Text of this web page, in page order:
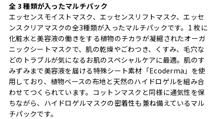
全 3 種類が入ったマルチパック
エッセンスモイストマスク、エッセンスリフトマスク、エッセ
ンスクリアマスクの全3種類が入ったマルチパックです。1 枚に
化粧水と美容液の働きをする植物のチカラが凝縮されたオーガ
ニックシートマスクで、肌の乾燥やごわつき、くすみ、毛穴な
どのトラブルが気になるお肌のスペシャルケアに最適。肌のす
みずみまで美容液を届ける特殊シート素材「Ecoderma」を使
用しており、植物ベースの布地と天然のハイドロゲルを組み合
わせてつくられています。コットンマスクと同様に通気性を保
ちながら、ハイドロゲルマスクの密着性も兼ね備えているマル
チパックです。